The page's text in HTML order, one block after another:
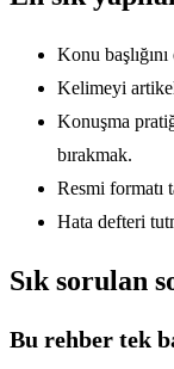
Konu
Kelimeyi
Konuşma
bırakmak.
Resmi formatı
Hata defteri
Sık sorulan
Bu rehber tek